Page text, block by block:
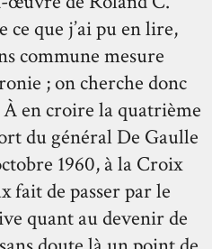
ce que j’ai pu en lire,
commune mesure
; on cherche donc
en croire la quatrième
du général De Gaulle
1960, à la Croix
fait de passer par le
quant au devenir de